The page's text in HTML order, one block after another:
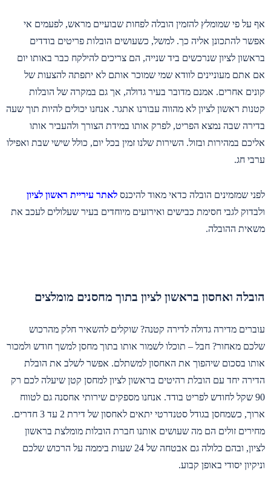
אף על פי שמומלץ להזמין הובלה לפחות שבועיים מראש, לפעמים אי
אפשר להתכונן אליה כך. למשל, כשעושים הובלות פריטים בודדים
בראשון לציון שנרכשים ביד שנייה, הם צריכים להילקח כבר באותו יום
אם אתם מעוניינים לוודא שמי שמוכר אותם לא יתפתה להצעות של
קונים אחרים. אמנם מדובר בעיר גדולה, אך גם במקרה של הובלות
קטנות ראשון לציון לא מהווה עבורנו אתגר. אנחנו יכולים להיות תוך שעה
בדירה שבה נמצא הפריט, לפרק אותו במידת הצורך ולהעביר אותו
אליכם במהירות ובזול. השירות שלנו זמין בכל יום, כולל שישי שבת ואפילו
ערבי חג.
לפני שמזמינים הובלה כדאי מאוד להיכנס לאתר עיריית ראשון לציון
ולבדוק לגבי חסימת כבישים ואירועים מיוחדים בעיר שעלולים לעכב את
משאית ההובלה.
הובלה ואחסון בראשון לציון בתוך מחסנים מומלצים
עוברים מדירה גדולה לדירה קטנה? שוקלים להשאיר חלק מהרכוש
שלכם מאחור? חבל – תוכלו לשמור אותו בתוך מחסן למשך חודש ולמכור
אותו בסכום שיהפוך את האחסון למשתלם. אפשר לשלב את הובלת
הדירה יחד עם הובלת רהיטים בראשון לציון למחסן קטן שיעלה לכם רק
90 שקל לחודש לפריט בודד. אנחנו מספקים שירותי אחסנה גם לטווח
ארוך, כשמחסן בגודל סטנדרטי יתאים לאחסון של דירת 2 עד 3 חדרים.
מחירים זולים הם מה שעושים אותנו חברת הובלות מומלצת בראשון
לציון, ובהם כלולה גם אבטחה של 24 שעות ביממה על הרכוש שלכם
וניקיון יסודי באופן קבוע.